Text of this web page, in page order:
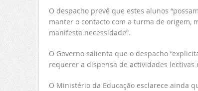
O despacho prevê que estes alunos
manter o contacto com a turma de origem,
manifesta necessidade”.
O Governo salienta que o despacho
requerer a dispensa de actividades
O Ministério da Educação esclarece ainda